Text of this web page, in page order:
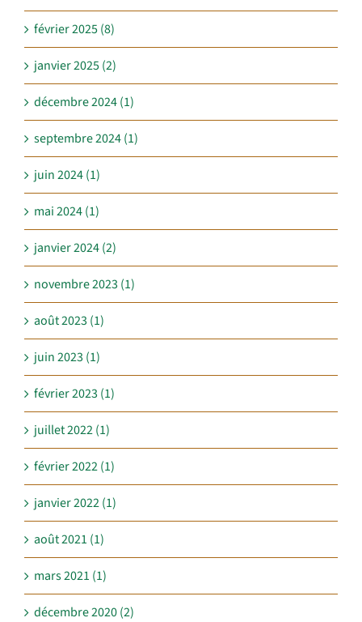
février 2025 (8)
janvier 2025 (2)
décembre 2024 (1)
septembre 2024 (1)
juin 2024 (1)
mai 2024 (1)
janvier 2024 (2)
novembre 2023 (1)
août 2023 (1)
juin 2023 (1)
février 2023 (1)
juillet 2022 (1)
février 2022 (1)
janvier 2022 (1)
août 2021 (1)
mars 2021 (1)
décembre 2020 (2)